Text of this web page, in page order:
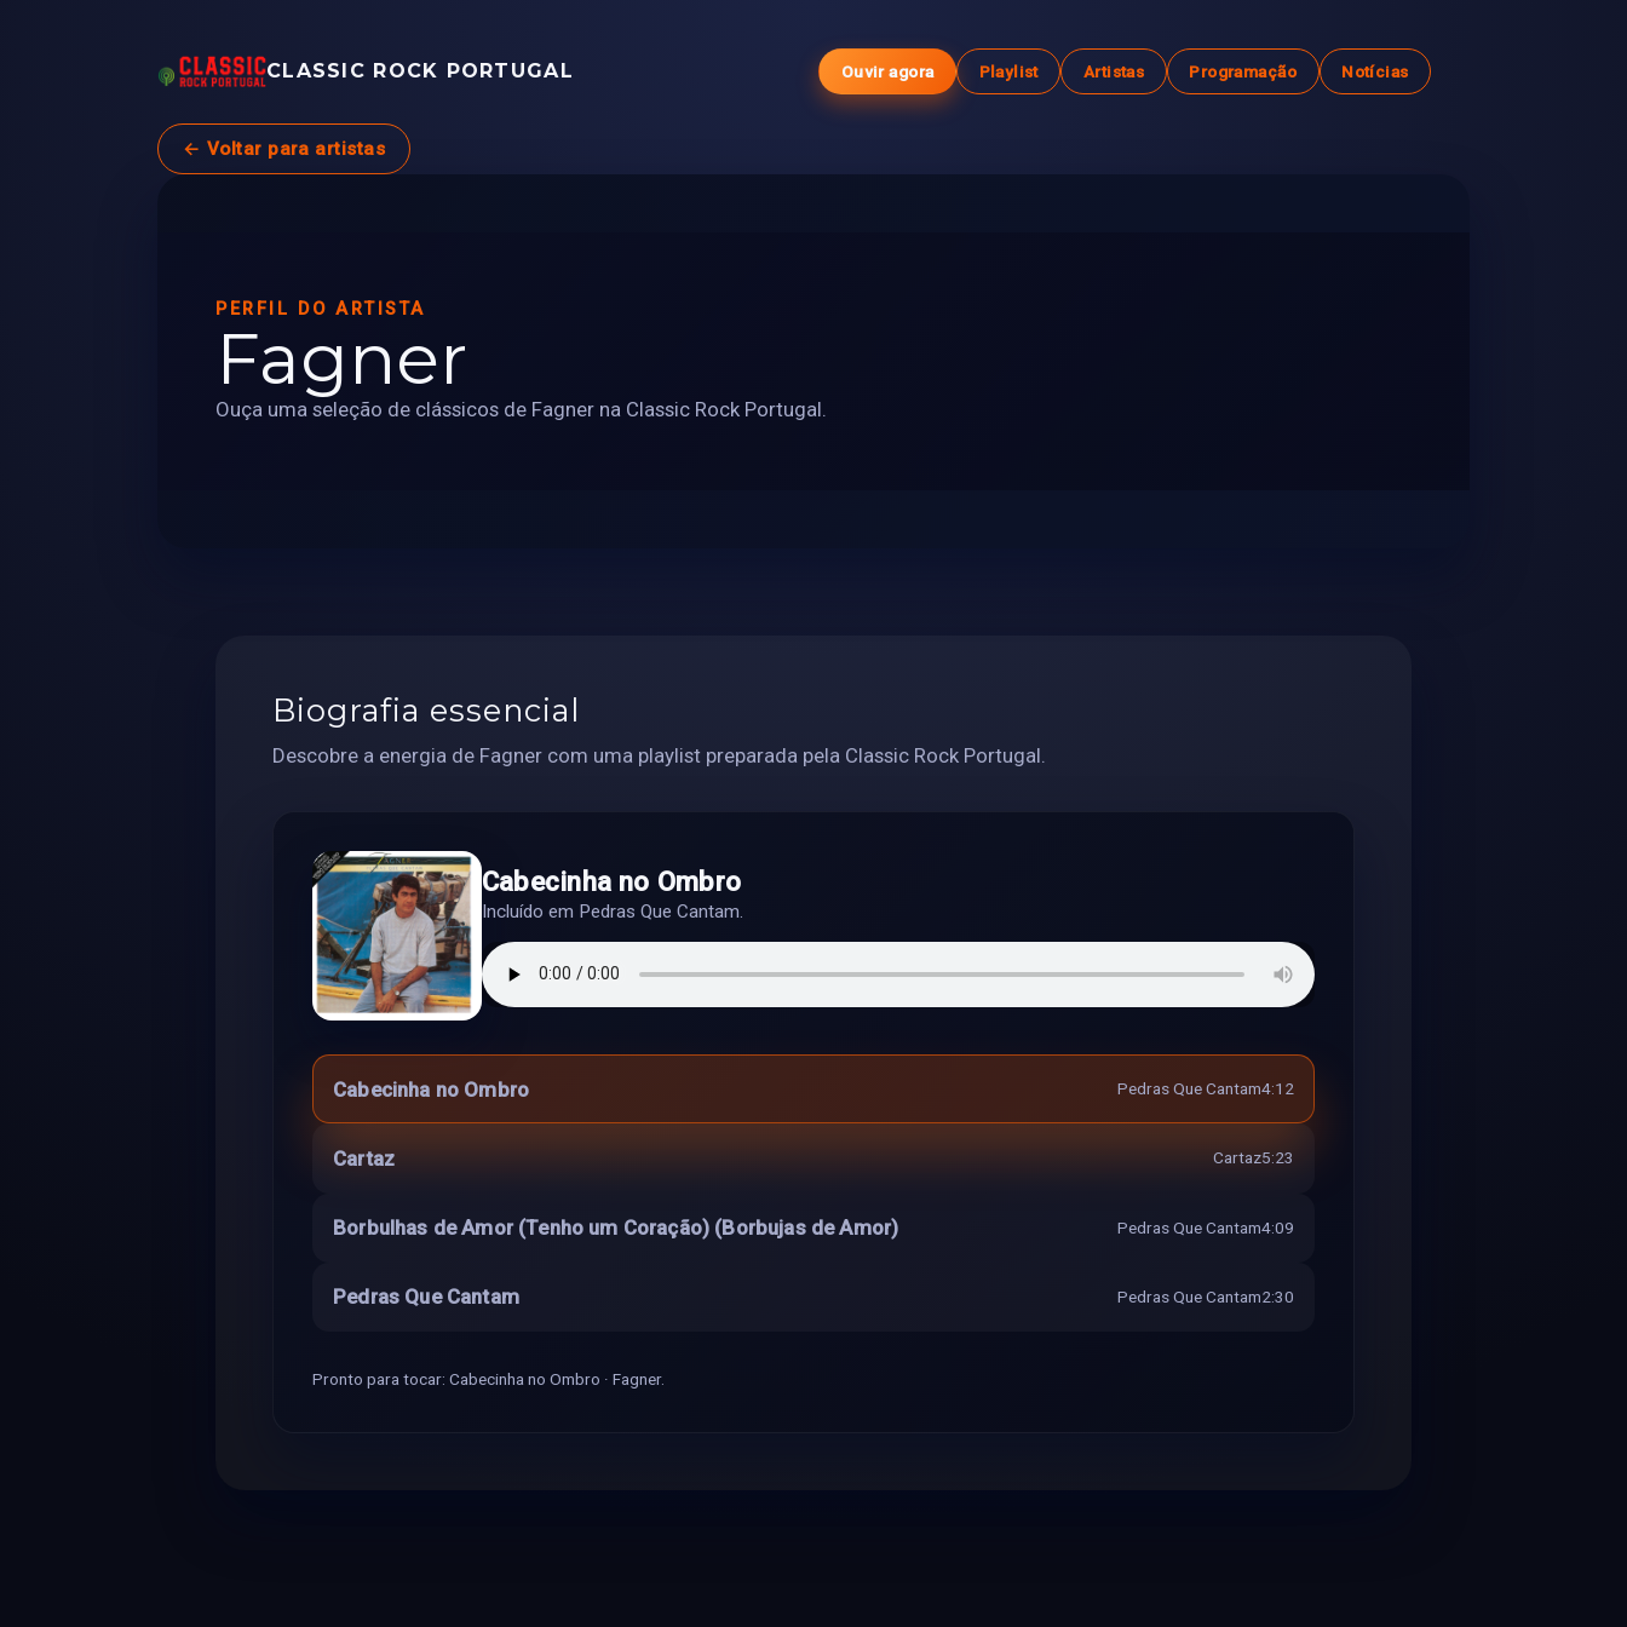
CLASSIC ROCK PORTUGAL Ouvir agora Playlist Artistas Programação Notícias
← Voltar para artistas
PERFIL DO ARTISTA
Fagner
Ouça uma seleção de clássicos de Fagner na Classic Rock Portugal.
Biografia essencial
Descobre a energia de Fagner com uma playlist preparada pela Classic Rock Portugal.
Cabecinha no Ombro
Incluído em Pedras Que Cantam.
Cabecinha no Ombro Pedras Que Cantam4:12
Cartaz Cartaz5:23
Borbulhas de Amor (Tenho um Coração) (Borbujas de Amor) Pedras Que Cantam4:09
Pedras Que Cantam Pedras Que Cantam2:30
Pronto para tocar: Cabecinha no Ombro · Fagner.